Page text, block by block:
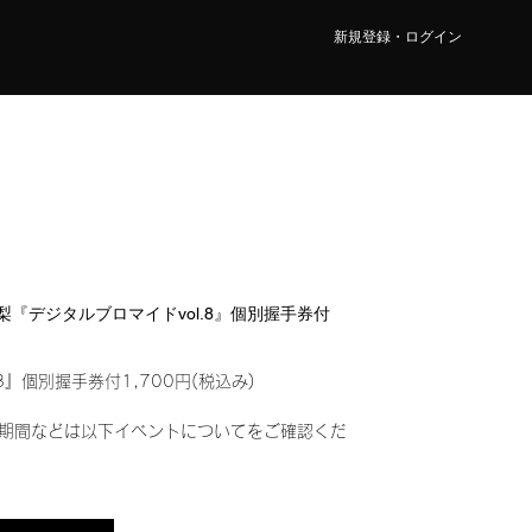
新規登録・ログイン
『デジタルブロマイドvol.8』個別握手券付
』個別握手券付1,700円(税込み)
間などは以下イベントについてをご確認くだ